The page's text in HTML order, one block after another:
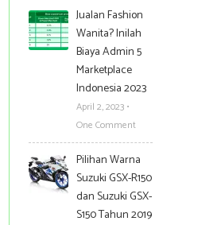
Jualan Fashion
Wanita? Inilah
Biaya Admin 5
Marketplace
Indonesia 2023
April 2, 2023 •
One Comment
Pilihan Warna
Suzuki GSX-R150
dan Suzuki GSX-
S150 Tahun 2019